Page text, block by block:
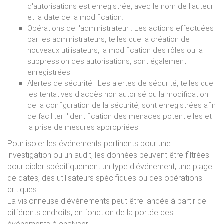
d'autorisations est enregistrée, avec le nom de l'auteur
et la date de la modification.
Opérations de l'administrateur : Les actions effectuées
par les administrateurs, telles que la création de
nouveaux utilisateurs, la modification des rôles ou la
suppression des autorisations, sont également
enregistrées.
Alertes de sécurité : Les alertes de sécurité, telles que
les tentatives d'accès non autorisé ou la modification
de la configuration de la sécurité, sont enregistrées afin
de faciliter l'identification des menaces potentielles et
la prise de mesures appropriées.
Pour isoler les événements pertinents pour une
investigation ou un audit, les données peuvent être filtrées
pour cibler spécifiquement un type d'événement, une plage
de dates, des utilisateurs spécifiques ou des opérations
critiques.
La visionneuse d'événements peut être lancée à partir de
différents endroits, en fonction de la portée des